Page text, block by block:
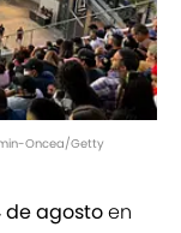
Oncea/Getty
de agostoen